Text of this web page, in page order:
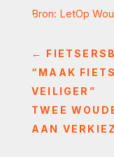
Bron: LetOp
←
“MAAK
VEILIGER”
TWEE
AAN